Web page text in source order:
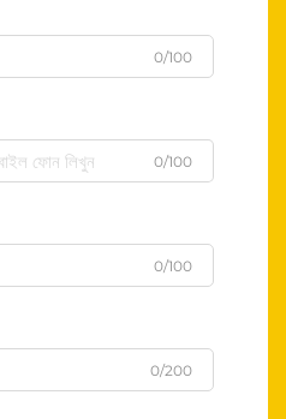
0/100
0/100
0/100
0/200